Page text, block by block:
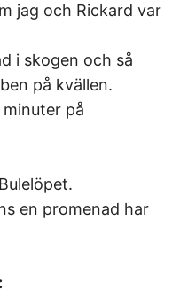
jag och Rickard var
i skogen och så
på kvällen.
på
en promenad har